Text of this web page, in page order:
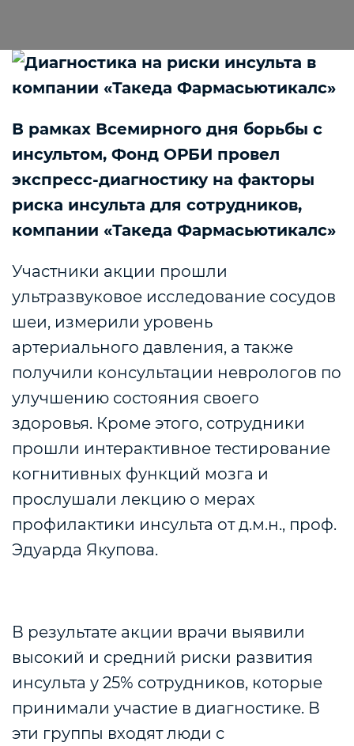
В рамках Всемирного дня борьбы с
инсультом, Фонд ОРБИ провел
экспресс-диагностику на факторы
риска инсульта для сотрудников,
компании «Такеда Фармасьютикалс»
Участники акции прошли
ультразвуковое исследование сосудов
шеи, измерили уровень
артериального давления, а также
получили консультации неврологов по
улучшению состояния своего
здоровья. Кроме этого, сотрудники
прошли интерактивное тестирование
когнитивных функций мозга и
прослушали лекцию о мерах
профилактики инсульта отд.м.н., проф.
Эдуарда Якупова.
В результате акции врачи выявили
высокий и средний риски развития
инсульта у 25% сотрудников, которые
принимали участие в диагностике. В
эти группы входят люди с